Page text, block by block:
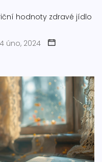
hodnoty zdravé jídlo
úno, 2024